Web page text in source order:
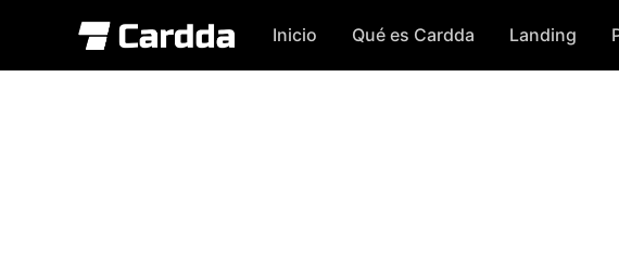
Inicio Qué es Cardda Landing